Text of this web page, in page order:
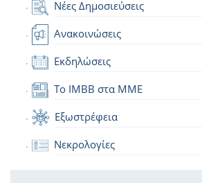
Νέες Δημοσιεύσεις
Ανακοινώσεις
Εκδηλώσεις
Το IMBB στα ΜΜΕ
Εξωστρέφεια
Νεκρολογίες